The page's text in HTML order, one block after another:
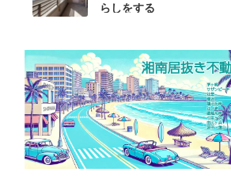
らしをする